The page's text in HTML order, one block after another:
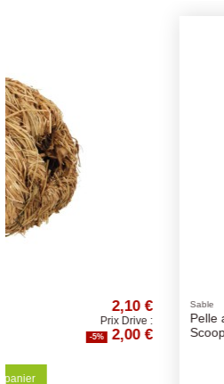
Pelle a Sable-Excrément
Scooper